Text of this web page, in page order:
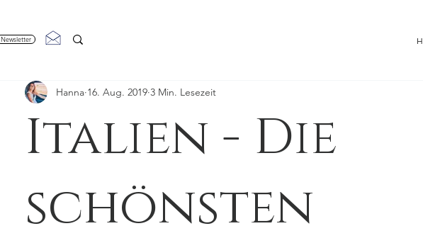
Newsletter
Italien - Die
schönsten
Hanna 16. Aug. 2019 3 Min. Lesezeit